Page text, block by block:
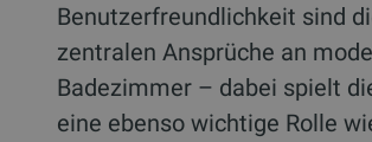
Benutzerfreundlichkeit sind
zentralen Ansprüche an
Badezimmer – dabei spielt
eine ebenso wichtige Rolle